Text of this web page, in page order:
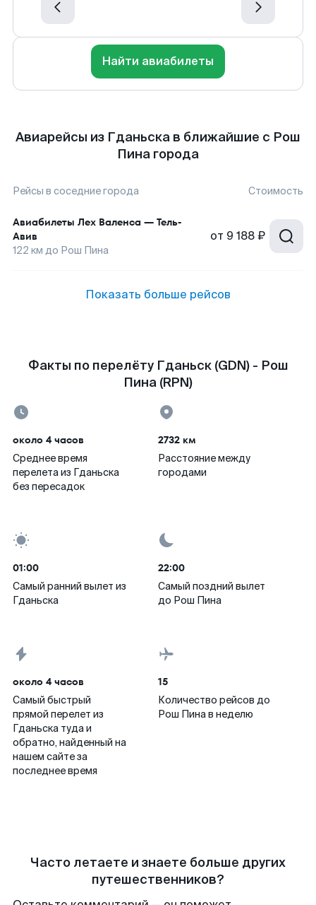
Найти авиабилеты
Авиарейсы из Гданьска в ближайшие с Рош
Пина города
Рейсы в соседние города Стоимость
Авиабилеты Лех Валенса — Тель-
Авив
122 км до Рош Пина
от 9 188 ₽
Показать больше рейсов
Факты по перелёту Гданьск (GDN) - Рош
Пина (RPN)
около 4 часов
Среднее время
перелета из Гданьска
без пересадок
2732 км
Расстояние между
городами
01:00
Самый ранний вылет из
Гданьска
22:00
Самый поздний вылет
до Рош Пина
около 4 часов
Самый быстрый
прямой перелет из
Гданьска туда и
обратно, найденный на
нашем сайте за
последнее время
15
Количество рейсов до
Рош Пина в неделю
Часто летаете и знаете больше других
путешественников?